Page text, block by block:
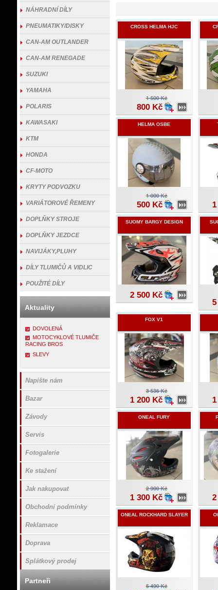
CROSS HELMA HJC
1 500 Kč
800 Kč
HELMA OSBE
1 000 Kč
500 Kč
SUOMY BARGY DESIGN
2 500 Kč
FOX V1
3 536 Kč
1 200 Kč
ONEAL FURY
2 900 Kč
1 300 Kč
ONEAL ROCKHARD SLAYER
5 490 Kč
NÁHRADNÍ DÍLY
PNEUMATIKY/DISKY
CAN-AM OUTLANDER
CAN-AM RENEGADE
SUZUKI
YAMAHA
POLARIS
KAWASAKI
KTM
HONDA
CF-MOTO
KRYTY PODVOZKU
VARIÁTOROVÉ ŘEMENY
DOPLŇKY STROJE
DOPLŇKY JEZDCE
NAVIJÁKY,PLUHY
DÍLY TLUMIČŮ A VIDLIC
POUŽITÉ DÍLY
Aktuality
DOVOLENÁ
MOTOCYKLOVÉ TLUMIČE
RACING BROS
SLEVY
Napište nám
Bazar
Závody
Servis
Fotogalerie
Ke stažení
Jak nakupovat
Obchodní podmínky
Reklamace
Doprava
Splátkový prodej
Partneři